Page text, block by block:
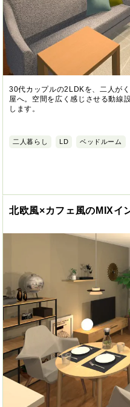
30代カップルの2LDKを、二人が
屋へ。空間を広く感じさせる動線
します。
二人暮らし LD ベッドルーム
北欧風×カフェ風のMIXイ